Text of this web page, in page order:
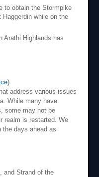
to obtain the Stormpike
Haggerdin while on the
Arathi Highlands has
)
address various issues
While many have
some may not be
realm is restarted. We
the days ahead as
and Strand of the